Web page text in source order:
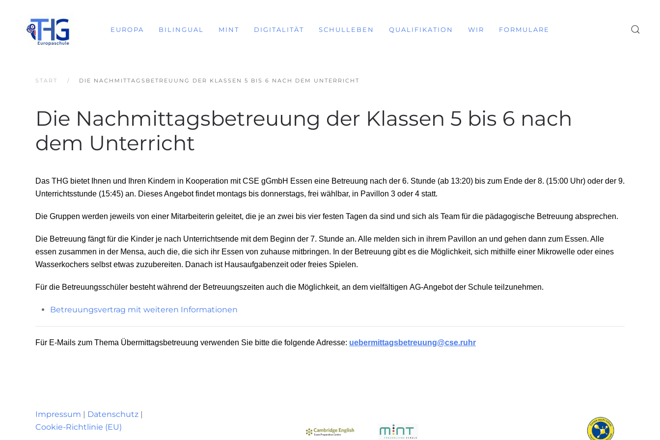
EUROPA BILINGUAL MINT DIGITALITÄT SCHULLEBEN QUALIFIKATION WIR FORMULARE
START DIE NACHMITTAGSBETREUUNG DER KLASSEN 5 BIS 6 NACH DEM UNTERRICHT
Die Nachmittagsbetreuung der Klassen 5 bis 6 nach
dem Unterricht
Das THG bietet Ihnen und Ihren Kindern in Kooperation mit CSE gGmbH Essen eine Betreuung nach der 6. Stunde (ab 13:20) bis zum Ende der 8. (15:00 Uhr) oder der 9.
Unterrichtsstunde (15:45) an. Dieses Angebot findet montags bis donnerstags, frei wählbar, in Pavillon 3 oder 4 statt.
Die Gruppen werden jeweils von einer Mitarbeiterin geleitet, die je an zwei bis vier festen Tagen da sind und sich als Team für die pädagogische Betreuung absprechen.
Die Betreuung fängt für die Kinder je nach Unterrichtsende mit dem Beginn der 7. Stunde an. Alle melden sich in ihrem Pavillon an und gehen dann zum Essen. Alle
essen zusammen in der Mensa, auch die, die sich ihr Essen von zuhause mitbringen. In der Betreuung gibt es die Möglichkeit, sich mithilfe einer Mikrowelle oder eines
Wasserkochers selbst etwas zuzubereiten. Danach ist Hausaufgabenzeit oder freies Spielen.
Für die Betreuungsschüler besteht während der Betreuungszeiten auch die Möglichkeit, an dem vielfältigen AG-Angebot der Schule teilzunehmen.
Betreuungsvertrag mit weiteren Informationen
Für E-Mails zum Thema Übermittagsbetreuung verwenden Sie bitte die folgende Adresse: uebermittagsbetreuung@cse.ruhr
Impressum | Datenschutz |
Cookie-Richtlinie (EU)